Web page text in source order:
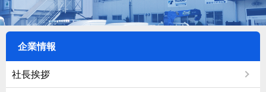
企業情報
社長挨拶